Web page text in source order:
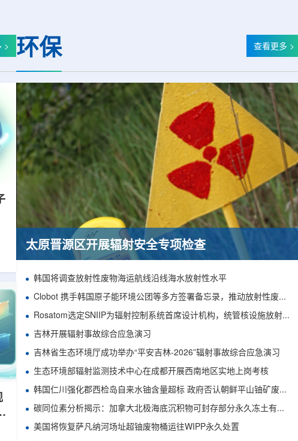
较广的治疗性放射性同位素，可用
列腺癌、神经内分泌肿瘤等疾病
约为6.6天，从生产、运输到药物
备和患者给药...
经理陈永华，副总经理丁开忠、李
俊、光若怀陪同。韩冰一行详细了解
破、成果转化落地及产业化发展等方
面开...
> 环保 查看更多 >
太原晋源区开展辐射安全专项检查
韩国将调查放射性废物海运航线沿线海水放射性水平
Clobot 携手韩国原子能环境公团等多方签署备忘录，推动放射性废物安全管理多机型机器人示范
Rosatom选定SNIIP为辐射控制系统首席设计机构，统管核设施放射仪表标准化与进口替代保障
吉林开展辐射事故综合应急演习
吉林省生态环境厅成功举办“平安吉林-2026”辐射事故综合应急演习
生态环境部辐射监测技术中心在成都开展西南地区实地上岗考核
韩国仁川强化郡西检岛自来水铀含量超标 政府否认朝鲜平山铀矿废水影响
碳同位素分析揭示：加拿大北极海底沉积物可封存部分永久冻土有机碳
美国将恢复萨凡纳河场址超铀废物桶运往WIPP永久处置